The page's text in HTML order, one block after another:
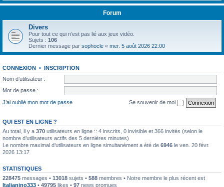
Forum
Divers
Pour tout ce qui n’est pas lié aux jeux vidéo.
Sujets : 106
Dernier message par sophocle « mer. 5 août 2026 22:00
CONNEXION • INSCRIPTION
Nom d’utilisateur :
Mot de passe :
J’ai oublié mon mot de passe
Se souvenir de moi
QUI EST EN LIGNE ?
Au total, il y a 370 utilisateurs en ligne :: 4 inscrits, 0 invisible et 366 invités (selon le
nombre d’utilisateurs actifs des 5 dernières minutes)
Le nombre maximal d’utilisateurs en ligne simultanément a été de 6946 le ven. 20 févr.
2026 13:17
STATISTIQUES
228475 messages • 13018 sujets • 588 membres • Notre membre le plus récent est
Italianino333 • 49795 likes • 97 news promues